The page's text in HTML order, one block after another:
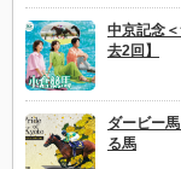
中京記念
去2回】
ダービー
る馬